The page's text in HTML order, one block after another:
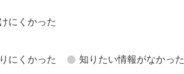
にくかった
にくかった 知りたい情報がなかった